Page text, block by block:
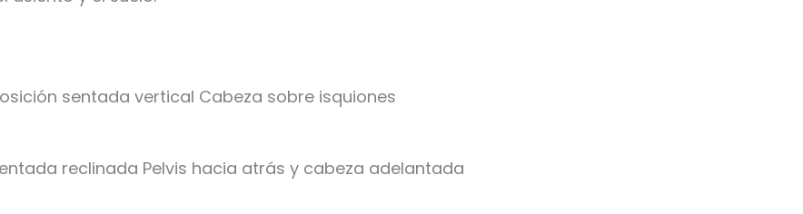
sentada vertical Cabeza sobre isquiones
reclinada Pelvis hacia atrás y cabeza adelantada